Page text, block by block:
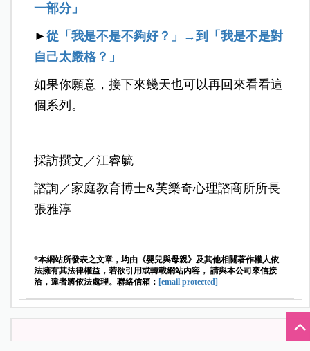
一部分」
►從「我是不是不夠好？」 →到「我是不是對
自己太嚴格？」
如果你願意，接下來幾天也可以再回來看看這
個系列。
採訪撰文／江睿毓
諮詢／家庭教育博士&芙樂奇心理諮商所所長
張雅淳
*本網站所發表之文章，均由《嬰兒與母親》及其他相關著作權人依
法擁有其法律權益，若欲引用或轉載網站內容， 請與本公司來信接
洽，違者將依法處理。聯絡信箱： [email protected]